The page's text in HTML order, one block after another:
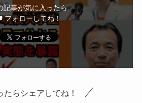
記事が気に入ったら
フォローしてね！
たらシェアしてね！